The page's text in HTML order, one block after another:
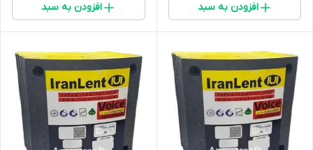
افزودن به سبد افزودن به سبد